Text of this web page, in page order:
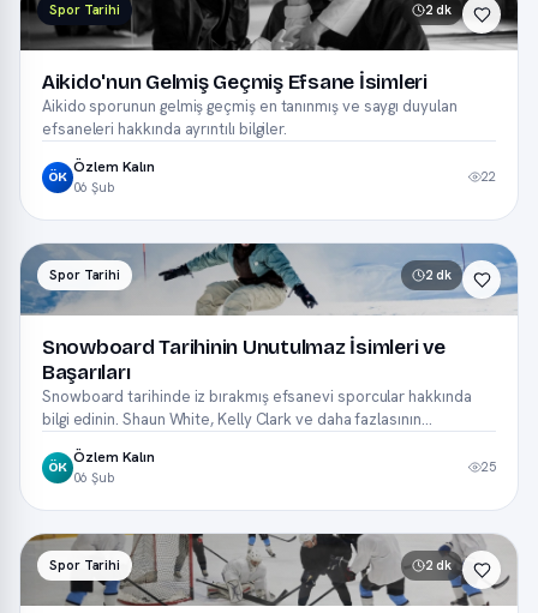
Spor Tarihi 2 dk
Aikido'nun Gelmiş Geçmiş Efsane İsimleri
Aikido sporunun gelmiş geçmiş en tanınmış ve saygı duyulan
efsaneleri hakkında ayrıntılı bilgiler.
ÖK
Özlem Kalın
06 Şub
22
Spor Tarihi 2 dk
Snowboard Tarihinin Unutulmaz İsimleri ve
Başarıları
Snowboard tarihinde iz bırakmış efsanevi sporcular hakkında
bilgi edinin. Shaun White, Kelly Clark ve daha fazlasının
ÖK
Özlem Kalın
06 Şub
25
Spor Tarihi 2 dk